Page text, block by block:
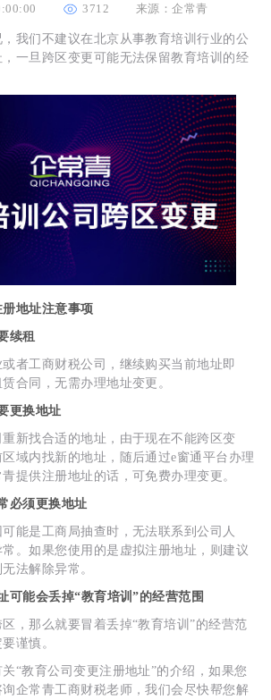
3712 来源：企常青
们不建议在北京从事教育培训行业的公
一旦跨区变更可能无法保留教育培训的经
地址注意事项
续租
工商财税公司，继续购买当前地址即
合同，无需办理地址变更。
换地址
找合适的地址，由于现在不能跨区变
域内找新的地址，随后通过e窗通平台办理
提供注册地址的话，可免费办理变更。
须更换地址
是工商局抽查时，无法联系到公司人
。如果您使用的是虚拟注册地址，则建议
法解除异常。
能会丢掉“教育培训”的经营范围
那么就要冒着丢掉“教育培训”的经营范
谨慎。
教育公司变更注册地址”的介绍，如果您
企常青工商财税老师，我们会尽快帮您解